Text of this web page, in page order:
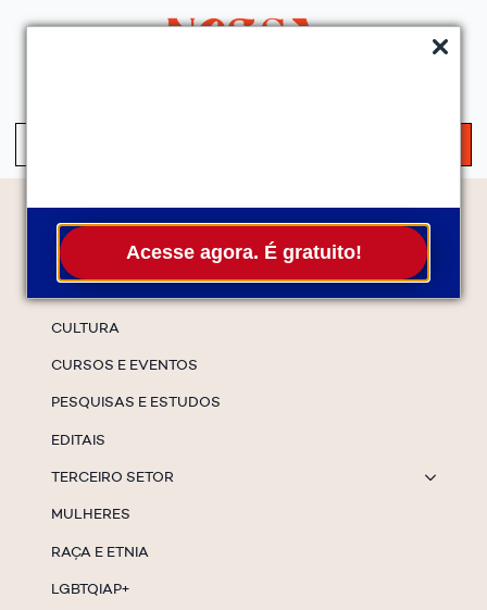
Acesse agora. É gratuito!
Temas
CULTURA
CURSOS E EVENTOS
PESQUISAS E ESTUDOS
EDITAIS
TERCEIRO SETOR
MULHERES
RAÇA E ETNIA
LGBTQIAP+